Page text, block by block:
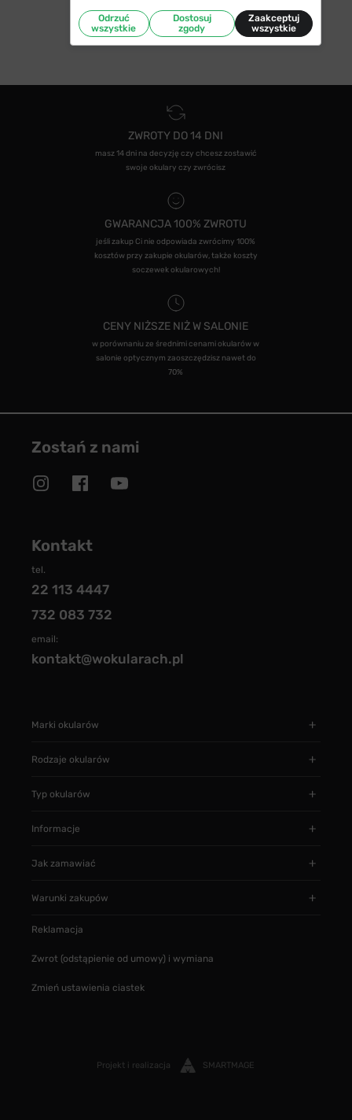
ZWROTY DO 14 DNI
masz 14 dni na decyzję czy chcesz zostawić
swoje okulary czy zwrócisz
GWARANCJA 100% ZWROTU
jeśli zakup Ci nie odpowiada zwrócimy 100%
kosztów przy zakupie okularów, także koszty
soczewek okularowych!
CENY NIŻSZE NIŻ W SALONIE
w porównaniu ze średnimi cenami okularów w
salonie optycznym zaoszczędzisz nawet do
70%
Zostań z nami
Kontakt
tel.
22 113 4447
732 083 732
email:
kontakt@wokularach.pl
Marki okularów
Rodzaje okularów
Typ okularów
Informacje
Jak zamawiać
Warunki zakupów
Reklamacja
Zwrot (odstąpienie od umowy) i wymiana
Zmień ustawienia ciastek
Projekt i realizacja SMARTMAGE
Odrzuć
wszystkie
Dostosuj
zgody
Zaakceptuj
wszystkie